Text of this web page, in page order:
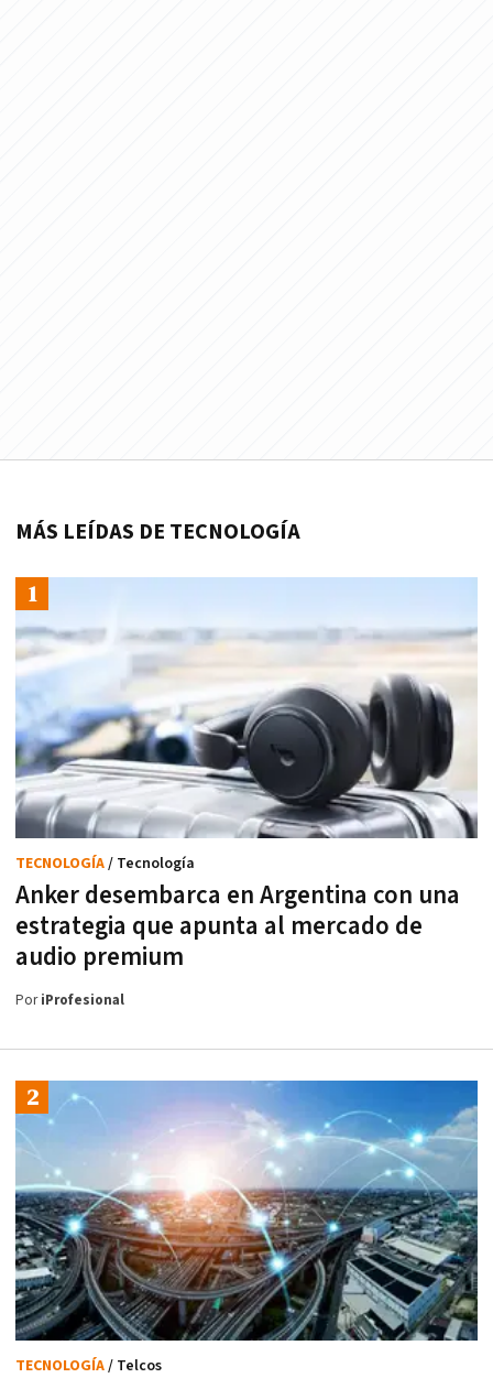
MÁS LEÍDAS DE TECNOLOGÍA
Anker desembarca en Argentina con una
estrategia que apunta al mercado de
audio premium
TECNOLOGÍA/ Tecnología
PoriProfesional
TECNOLOGÍA/ Telcos